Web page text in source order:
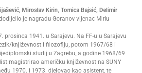
Miroslav Kirin, Tomica Bajsić, Delimir
je nagradu Goranov vijenac Miriu
prosinca 1941. u Sarajevu. Na FF-u u Sarajevu
književnost i filozofiju, potom 1967/68 i
studij u Zagrebu, a godine 1968/69
magistrirao američku književnost na SUNY
1970. i 1973. djelovao kao asistent, te